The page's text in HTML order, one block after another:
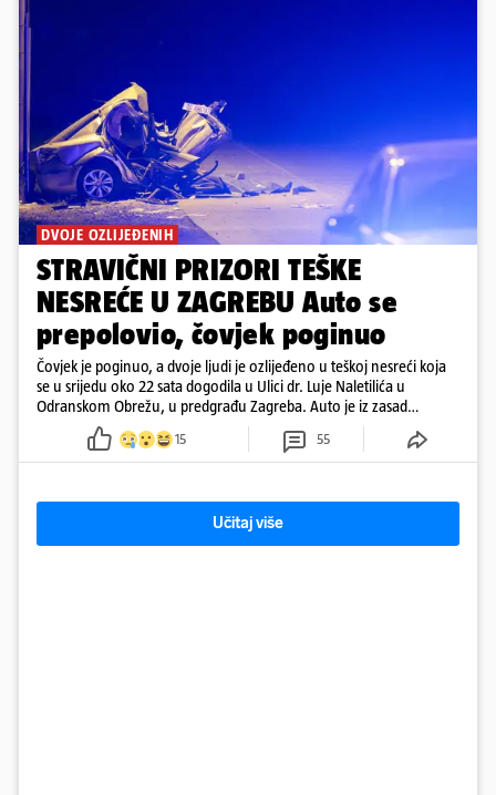
DVOJE OZLIJEĐENIH
STRAVIČNI PRIZORI TEŠKE
NESREĆE U ZAGREBU Auto se
prepolovio, čovjek poginuo
Čovjek je poginuo, a dvoje ljudi je ozlijeđeno u teškoj nesreći koja
se u srijedu oko 22 sata dogodila u Ulici dr. Luje Naletilića u
Odranskom Obrežu, u predgrađu Zagreba. Auto je iz zasad
neutvrđenih razloga sletio s kolnika, a od siline udara vozilo se
prepolovilo.
15 55
Učitaj više